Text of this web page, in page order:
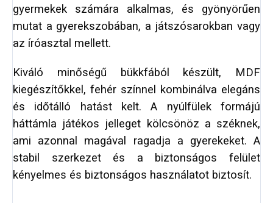
gyermekek számára alkalmas, és gyönyörűen
mutat a gyerekszobában, a játszósarokban vagy
az íróasztal mellett.
Kiváló minőségű bükkfából készült, MDF
kiegészítőkkel, fehér színnel kombinálva elegáns
és időtálló hatást kelt. A nyúlfülek formájú
háttámla játékos jelleget kölcsönöz a széknek,
ami azonnal magával ragadja a gyerekeket. A
stabil szerkezet és a biztonságos felület
kényelmes és biztonságos használatot biztosít.